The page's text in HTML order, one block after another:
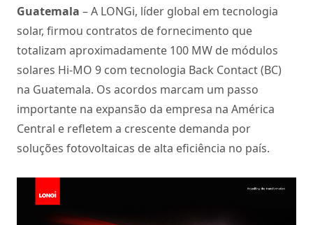
Guatemala – A LONGi, líder global em tecnologia
solar, firmou contratos de fornecimento que
totalizam aproximadamente 100 MW de módulos
solares Hi-MO 9 com tecnologia Back Contact (BC)
na Guatemala. Os acordos marcam um passo
importante na expansão da empresa na América
Central e refletem a crescente demanda por
soluções fotovoltaicas de alta eficiência no país.